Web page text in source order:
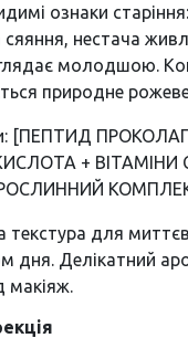
ознаки
нестача
молодшою.
природне
[ПЕПТИД
+ ВІТАМІНИ
для
дня. Делікатний
макіяж.